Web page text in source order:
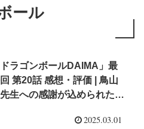
ール
ドラゴンボールDAIMA」最
第20話 感想・評価 | 鳥山
生への感謝が込められた放
2025.03.01